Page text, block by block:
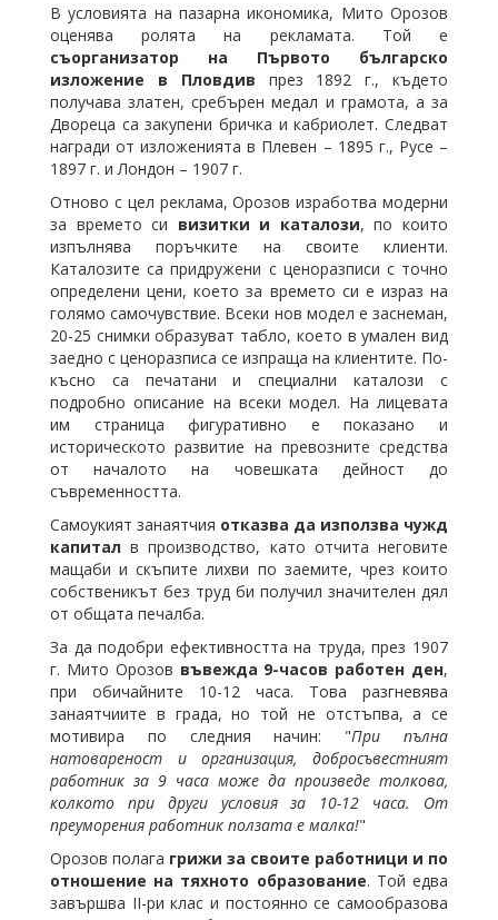
В условията на пазарна икономика, Мито Орозов
оценява ролята на рекламата. Той е
съорганизатор на Първото българско
изложение в Пловдив през 1892 г., където
получава златен, сребърен медал и грамота, а за
Двореца са закупени бричка и кабриолет. Следват
награди от изложенията в Плевен – 1895 г., Русе –
1897 г. и Лондон – 1907 г.
Отново с цел реклама, Орозов изработва модерни
за времето си визитки и каталози, по които
изпълнява поръчките на своите клиенти.
Каталозите са придружени с ценоразписи с точно
определени цени, което за времето си е израз на
голямо самочувствие. Всеки нов модел е заснеман,
20-25 снимки образуват табло, което в умален вид
заедно с ценоразписа се изпраща на клиентите. По-
късно са печатани и специални каталози с
подробно описание на всеки модел. На лицевата
им страница фигуративно е показано и
историческото развитие на превозните средства
от началото на човешката дейност до
съвременността.
Самоукият занаятчия отказва да използва чужд
капитал в производство, като отчита неговите
мащаби и скъпите лихви по заемите, чрез които
собственикът без труд би получил значителен дял
от общата печалба.
За да подобри ефективността на труда, през 1907
г. Мито Орозов въвежда 9-часов работен ден,
при обичайните 10-12 часа. Това разгневява
занаятчиите в града, но той не отстъпва, а се
мотивира по следния начин: "При пълна
натовареност и организация, добросъвестният
работник за 9 часа може да произведе толкова,
колкото при други условия за 10-12 часа. От
преуморения работник ползата е малка!"
Орозов полага грижи за своите работници и по
отношение на тяхното образование. Той едва
завършва II-ри клас и постоянно се самообразова